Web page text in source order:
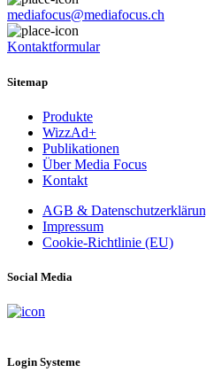
mediafocus@mediafocus.ch
Kontaktformular
Sitemap
Produkte
WizzAd+
Publikationen
Über Media Focus
Kontakt
AGB &
Impressum
Cookie-Richtlinie (EU)
Social Media
Login Systeme